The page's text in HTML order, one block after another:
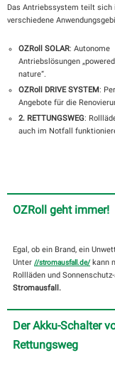
Das Antriebssystem teilt sich
verschiedene
OZRoll SOLAR: Autonome
Antriebslösungen
nature“.
OZRoll DRIVE SYSTEM:
Angebote für die
2. RETTUNGSWEG:
auch im Notfall
OZRoll geht immer!
Egal, ob ein Brand, ein
Unter //stromausfall.de/kann
Rollläden und
Stromausfall.
Der Akku-Schalter
Rettungsweg